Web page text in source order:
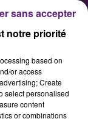
notre priorité
based on
or access
Create
select personalised
content
or combinations
sans accepter